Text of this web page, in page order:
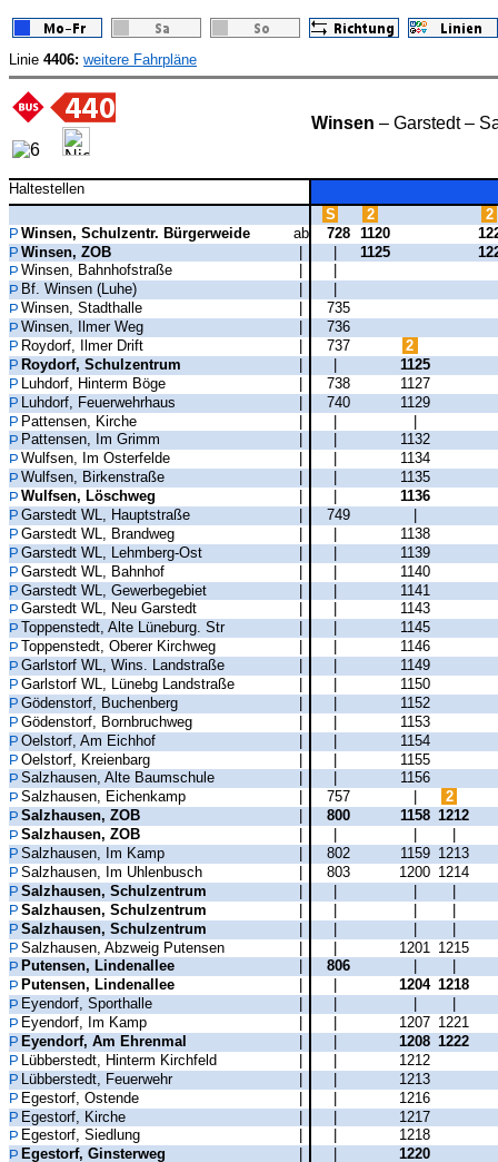
Linie 4406: weitere Fahrpläne
Winsen – Garstedt –
Haltestellen
S
2
2
Winsen, Schulzentr. Bürgerweide
ab 728 1120
Winsen, ZOB
| | 1125
Winsen, Bahnhofstraße
Bf. Winsen (Luhe)
Winsen, Stadthalle
735
Winsen, Ilmer Weg
736
Roydorf, Ilmer Drift
737
2
Roydorf, Schulzentrum
1125
Luhdorf, Hinterm Böge
738
1127
Luhdorf, Feuerwehrhaus
| 740
1129
Pattensen, Kirche
| |
|
Pattensen, Im Grimm
1132
Wulfsen, Im Osterfelde
1134
Wulfsen, Birkenstraße
1135
Wulfsen, Löschweg
1136
Garstedt WL, Hauptstraße
749
Garstedt WL, Brandweg
1138
Garstedt WL, Lehmberg-Ost
1139
Garstedt WL, Bahnhof
| |
1140
Garstedt WL, Gewerbegebiet
| |
1141
Garstedt WL, Neu Garstedt
1143
Toppenstedt, Alte Lüneburg. Str
1145
Toppenstedt, Oberer Kirchweg
1146
Garlstorf WL, Wins. Landstraße
1149
Garlstorf WL, Lünebg Landstraße
1150
Gödenstorf, Buchenberg
1152
Gödenstorf, Bornbruchweg
1153
Oelstorf, Am Eichhof
| |
1154
Oelstorf, Kreienbarg
| |
1155
Salzhausen, Alte Baumschule
1156
Salzhausen, Eichenkamp
757
2
Salzhausen, ZOB
800 1158 1212
Salzhausen, ZOB
Salzhausen, Im Kamp
802 1159 1213
Salzhausen, Im Uhlenbusch
803 1200 1214
Salzhausen, Schulzentrum
Salzhausen, Schulzentrum
| | |
|
Salzhausen, Schulzentrum
| | |
|
Salzhausen, Abzweig Putensen
| | 1201
1215
Putensen, Lindenallee
806
Putensen, Lindenallee
1204 1218
Eyendorf, Sporthalle
Eyendorf, Im Kamp
1207 1221
Eyendorf, Am Ehrenmal
1208 1222
Lübberstedt, Hinterm Kirchfeld
1212
Lübberstedt, Feuerwehr
| |
1213
Egestorf, Ostende
| |
1216
Egestorf, Kirche
| |
1217
Egestorf, Siedlung
1218
Egestorf, Ginsterweg
1220